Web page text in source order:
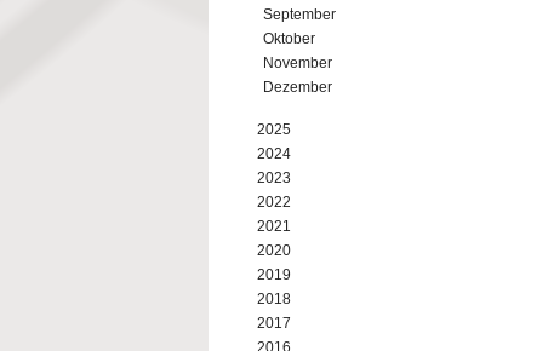
September
Oktober
November
Dezember
2025
2024
2023
2022
2021
2020
2019
2018
2017
2016